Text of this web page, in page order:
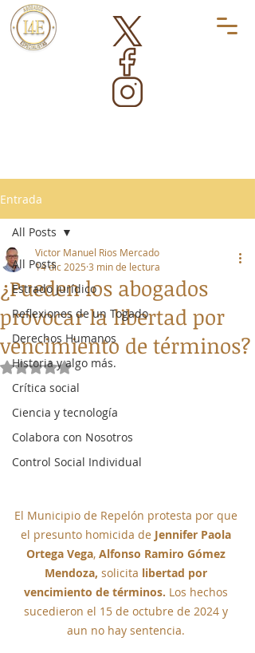
Entrada
All Posts
Estrado Jurídico
Reflexiones de un Togado
Derechos Humanos
Historia y algo más.
Crítica social
Ciencia y tecnología
Colabora con Nosotros
Control Social Individual
All Posts
¿Pueden los abogados
provocar la libertad por
vencimiento de términos?
Victor Manuel Rios Mercado
14 dic 2025 3 min de lectura
Obtuvo NaN de 5 estrellas.
El Municipio de Repelón protesta por que
el presunto homicida de Jennifer Paola
Ortega Vega, Alfonso Ramiro Gómez
Mendoza, solicita libertad por
vencimiento de términos. Los hechos
sucedieron el 15 de octubre de 2024 y
aun no hay sentencia.